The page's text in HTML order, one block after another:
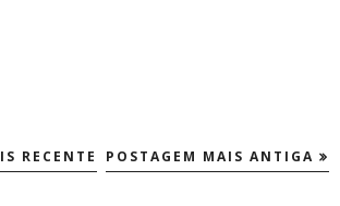
RECENTE POSTAGEM MAIS ANTIGA